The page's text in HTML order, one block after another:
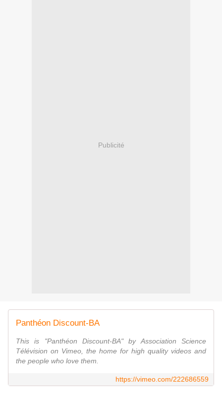
Publicité
Panthéon Discount-BA
This is "Panthéon Discount-BA" by Association Science
Télévision on Vimeo, the home for high quality videos and
the people who love them.
https://vimeo.com/222686559